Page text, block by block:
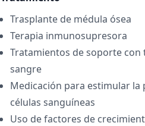
Trasplante de médula ósea
Terapia inmunosupresora
Tratamientos de soporte con
sangre
Medicación para estimular la
células sanguíneas
Uso de factores de